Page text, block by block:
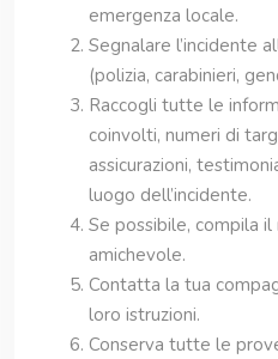
emergenza locale.
Segnalare l’incidente
(polizia, carabinieri,
Raccogli tutte le
coinvolti, numeri di
assicurazioni,
luogo dell’incidente.
Se possibile, compila
amichevole.
Contatta la tua
loro istruzioni.
Conserva tutte le